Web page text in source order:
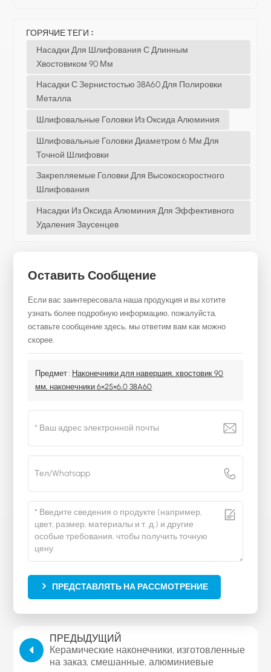
ГОРЯЧИЕ ТЕГИ :
Насадки Для Шлифования С Длинным
Хвостовиком 90 Мм
Насадки С Зернистостью 38A60 Для Полировки
Металла
Шлифовальные Головки Из Оксида Алюминия
Шлифовальные Головки Диаметром 6 Мм Для
Точной Шлифовки
Закрепляемые Головки Для Высокоскоростного
Шлифования
Насадки Из Оксида Алюминия Для Эффективного
Удаления Заусенцев
Оставить Сообщение
Если вас заинтересовала наша продукция и вы хотите
узнать более подробную информацию, пожалуйста,
оставьте сообщение здесь, мы ответим вам как можно
скорее.
Предмет : Наконечники для навершия, хвостовик 90
мм, наконечники 6×25×6,0 38A60
ПРЕДСТАВЛЯТЬ НА РАССМОТРЕНИЕ
ПРЕДЫДУЩИЙ
Керамические наконечники, изготовленные
на заказ, смешанные, алюминиевые